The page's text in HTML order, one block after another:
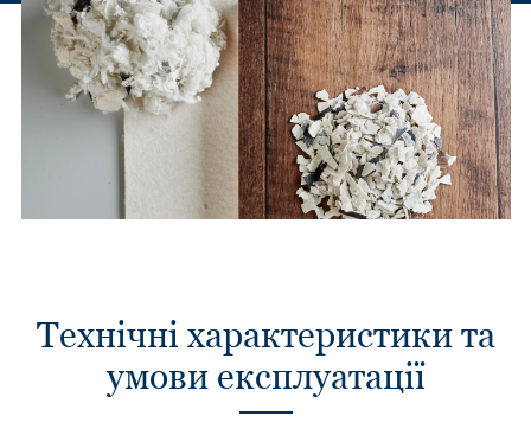
Технічні характеристики та
умови експлуатації